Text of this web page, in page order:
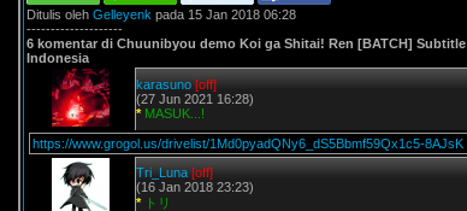
Ditulis oleh Gelleyenk pada 15 Jan 2018 06:28
--------------------
6 komentar di Chuunibyou demo Koi ga Shitai! Ren [BATCH] Subtitle
Indonesia
karasuno [off]
(27 Jun 2021 16:28)
* MASUK...!
https://www.grogol.us/drivelist/1Md0pyadQNy6_dS5Bbmf59Qx1c5-8AJsK
Tri_Luna [off]
(16 Jan 2018 23:23)
* トリ